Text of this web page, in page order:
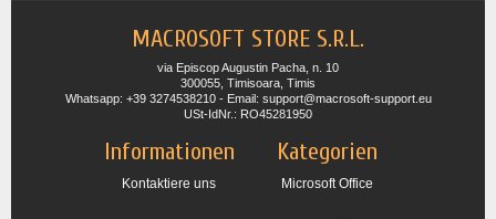
MACROSOFT STORE S.R.L.
via Episcop Augustin Pacha, n. 10
300055, Timisoara, Timis
Whatsapp: +39 3274538210 - Email: support@macrosoft-support.eu
USt-IdNr.: RO45281950
Informationen
Kontaktiere uns
Kategorien
Microsoft Office